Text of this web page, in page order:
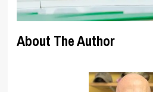
About The Author